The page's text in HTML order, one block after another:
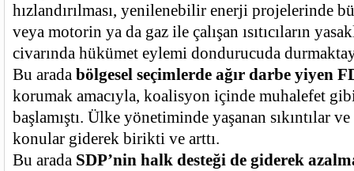
hızlandırılması, yenilenebilir enerji projelerinde
veya motorin ya da gaz ile çalışan ısıtıcıların
civarında hükümet eylemi dondurucuda
Bu arada bölgesel seçimlerde ağır darbe yiyen
korumak amacıyla, koalisyon içinde muhalefet
başlamıştı. Ülke yönetiminde yaşanan sıkıntılar
konular giderek birikti ve arttı.
Bu arada SDP’nin halk desteği de giderek